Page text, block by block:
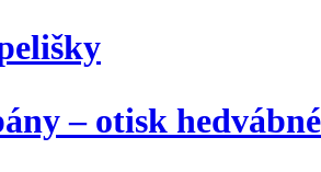
– otisk